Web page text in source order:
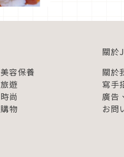
美容保養
旅遊
時尚
購物
關於
關於
寫手
廣告
お問